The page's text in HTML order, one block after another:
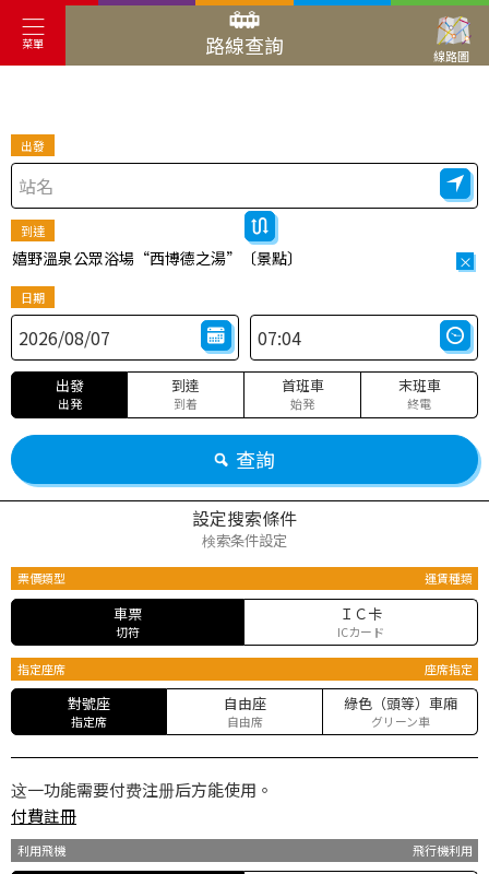
菜單 路線查詢 線路圖
出發
到達
嬉野溫泉公眾浴場“西博德之湯”〔景點〕 ×
日期
出發
出発
到達
到着
首班車
始発
末班車
終電
查詢
設定搜索條件
検索条件設定
票價類型 運賃種類
車票
切符
ＩＣ卡
ICカード
指定座席 座席指定
對號座
指定席
自由座
自由席
綠色（頭等）車廂
グリーン車
这一功能需要付费注册后方能使用。
付費註冊
利用飛機 飛行機利用